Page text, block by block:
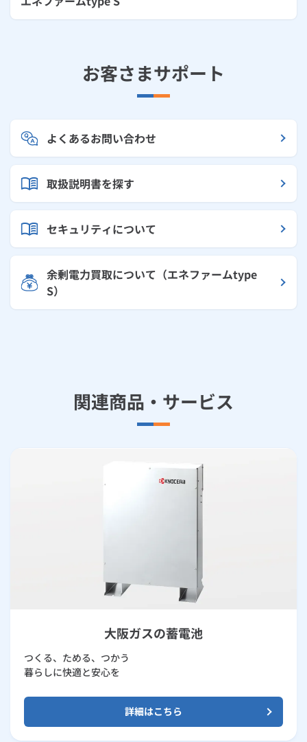
お客さまサポート
よくあるお問い合わせ
取扱説明書を探す
セキュリティについて
余剰電力買取について（エネファームtype
S）
関連商品・サービス
大阪ガスの蓄電池
つくる、ためる、つかう
暮らしに快適と安心を
詳細はこちら